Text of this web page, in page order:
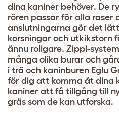
dina kaniner behöver. De
rören passar för alla raser
anslutningarna gör det
korsningar och utkikstorn
ännu roligare. Zippi-
många olika burar och
i trä och kaninburen Eglu
för dig att komma åt dina
kaniner att få tillgång till
gräs som de kan utforska.